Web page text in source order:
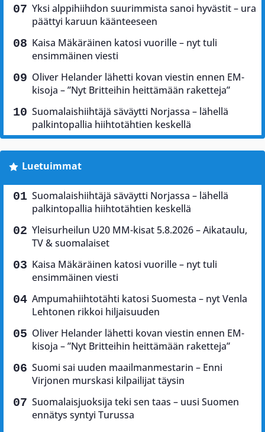
Yksi alppihiihdon suurimmista sanoi hyvästit – ura
päättyi karuun käänteeseen
Kaisa Mäkäräinen katosi vuorille – nyt tuli
ensimmäinen viesti
Oliver Helander lähetti kovan viestin ennen EM-
kisoja – ”Nyt Britteihin heittämään raketteja”
Suomalaishiihtäjä säväytti Norjassa – lähellä
palkintopallia hiihtotähtien keskellä
Luetuimmat
Suomalaishiihtäjä säväytti Norjassa – lähellä
palkintopallia hiihtotähtien keskellä
Yleisurheilun U20 MM-kisat 5.8.2026 – Aikataulu,
TV & suomalaiset
Kaisa Mäkäräinen katosi vuorille – nyt tuli
ensimmäinen viesti
Ampumahiihtotähti katosi Suomesta – nyt Venla
Lehtonen rikkoi hiljaisuuden
Oliver Helander lähetti kovan viestin ennen EM-
kisoja – ”Nyt Britteihin heittämään raketteja”
Suomi sai uuden maailmanmestarin – Enni
Virjonen murskasi kilpailijat täysin
Suomalaisjuoksija teki sen taas – uusi Suomen
ennätys syntyi Turussa